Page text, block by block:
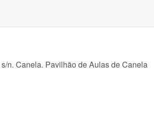
n. Canela. Pavilhão de Aulas de Canela